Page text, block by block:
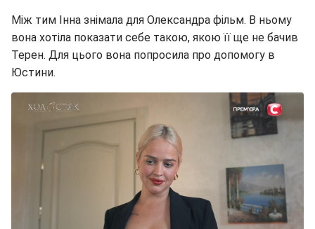
Між тим Інна знімала для Олександра фільм. В ньому
вона хотіла показати себе такою, якою її ще не бачив
Терен. Для цього вона попросила про допомогу в
Юстини.